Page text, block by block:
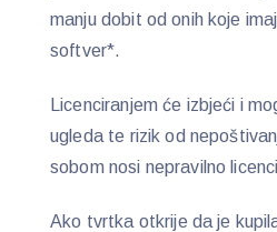
manju dobit od onih koje
softver*.
Licenciranjem će izbjeći i
ugleda te rizik od
sobom nosi nepravilno
Ako tvrtka otkrije da je